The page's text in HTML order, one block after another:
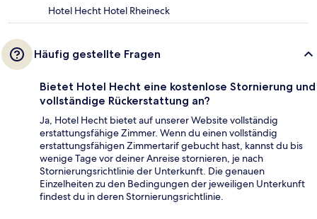
Hotel Hecht Hotel Rheineck
Häufig gestellte Fragen
Bietet Hotel Hecht eine kostenlose Stornierung und
vollständige Rückerstattung an?
Ja, Hotel Hecht bietet auf unserer Website vollständig
erstattungsfähige Zimmer. Wenn du einen vollständig
erstattungsfähigen Zimmertarif gebucht hast, kannst du bis
wenige Tage vor deiner Anreise stornieren, je nach
Stornierungsrichtlinie der Unterkunft. Die genauen
Einzelheiten zu den Bedingungen der jeweiligen Unterkunft
findest du in deren Stornierungsrichtlinie.